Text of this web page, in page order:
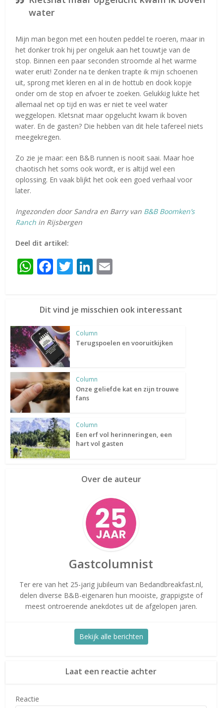
water
Mijn man begon met een houten peddel te roeren, maar in
het donker trok hij per ongeluk aan het touwtje van de
stop. Binnen een paar seconden stroomde al het warme
water eruit! Zonder na te denken trapte ik mijn schoenen
uit, sprong met kleren en al in de hottub en dook kopje
onder om de stop en afvoer te zoeken. Gelukkig lukte het
allemaal net op tijd en was er niet te veel water
weggelopen. Kletsnat maar opgelucht kwam ik boven
water. En de gasten? Die hebben van dit hele tafereel niets
meegekregen.
Zo zie je maar: een B&B runnen is nooit saai. Maar hoe
chaotisch het soms ook wordt, er is altijd wel een
oplossing. En vaak blijkt het ook een goed verhaal voor
later.
Ingezonden door Sandra en Barry van B&B Boomken’s
Ranch in Rijsbergen
Deel dit artikel:
WhatsApp
Facebook
TwitterLinkedIn
Dit vind je misschien ook interessant
Column
Terugspoelen en vooruitkijken
Column
Onze geliefde kat en zijn trouwe
fans
Column
Een erf vol herinneringen, een
hart vol gasten
Over de auteur
Gastcolumnist
Ter ere van het 25-jarig jubileum van Bedandbreakfast.nl,
delen diverse B&B-eigenaren hun mooiste, grappigste of
meest ontroerende anekdotes uit de afgelopen jaren.
Bekijk alle berichten
Laat een reactie achter
Reactie